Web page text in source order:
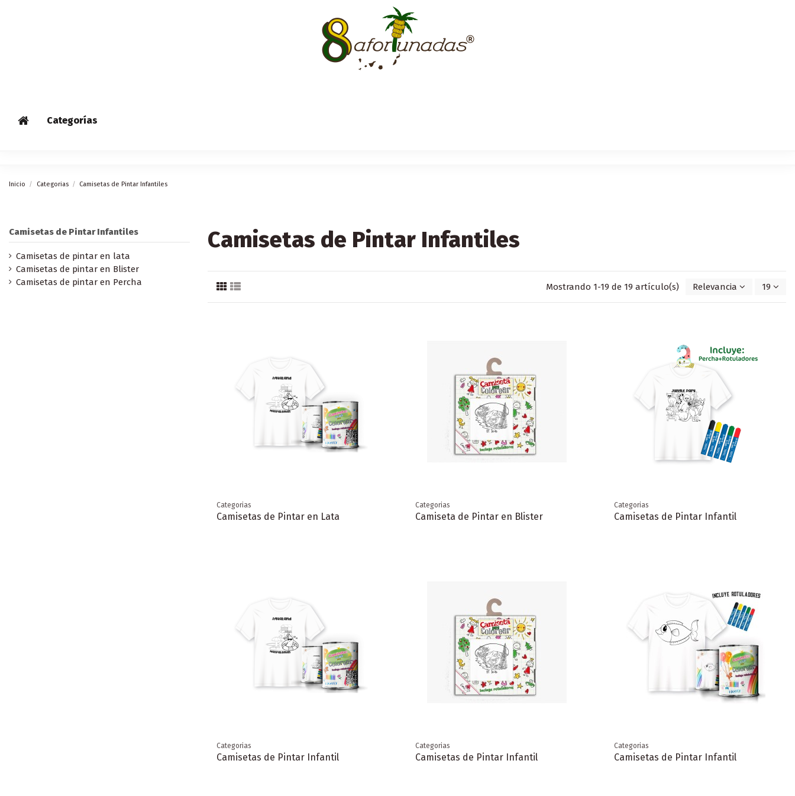
Categorías
Inicio Categorias Camisetas de Pintar Infantiles
Camisetas de Pintar Infantiles
Mostrando 1-19 de 19 artículo(s) Relevancia 19
Categorias
Camisetas de Pintar en Lata
Categorias
Camiseta de Pintar en Blister
Categorias
Camisetas de Pintar Infantil
Categorias
Camisetas de Pintar Infantil
Categorias
Camisetas de Pintar Infantil
Categorias
Camisetas de Pintar Infantil
Camisetas de Pintar Infantiles
Camisetas de pintar en lata
Camisetas de pintar en Blister
Camisetas de pintar en Percha